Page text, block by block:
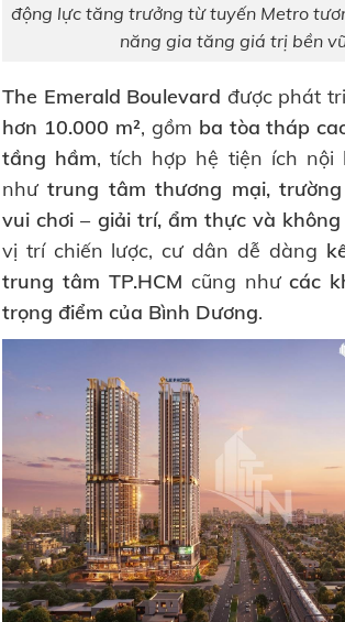
động lực tăng trưởng từ tuyến Metro
năng gia tăng giá trị bền
The Emerald Boulevard được phát
hơn 10.000 m², gồm ba tòa tháp
tầng hầm, tích hợp hệ tiện ích nội
nhưtrung tâm thương mại,
vui chơi – giải trí, ẩm thực và
vị trí chiến lược, cư dân dễ dàng
trung tâm TP.HCM cũng nhưcác
trọng điểm của Bình Dương.